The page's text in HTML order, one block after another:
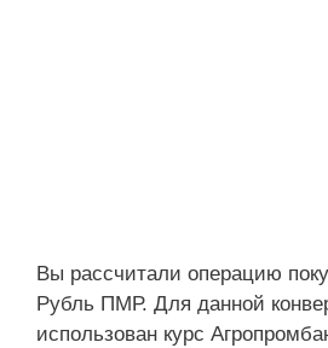
Вы рассчитали операцию
Рубль ПМР. Для данной
использован курс